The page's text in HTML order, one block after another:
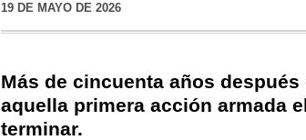
19 DE MAYO DE 2026
Más de cincuenta años
aquella primera acción armada
terminar.